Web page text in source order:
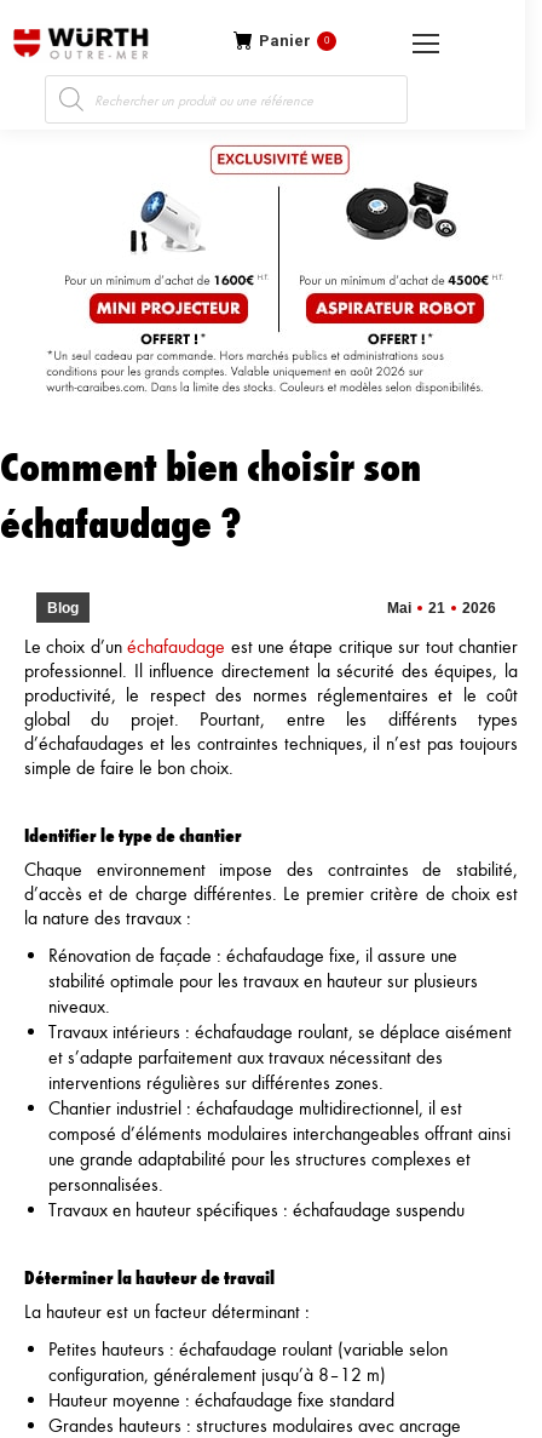
Recherche
de
produits
Panier 0
Comment bien choisir son
échafaudage ?
Mai 21 2026
Blog
Le choix d’unéchafaudage est une étape critique sur tout chantier
professionnel. Il influence directement la sécurité des équipes, la
productivité, le respect des normes réglementaires et le coût
global du projet. Pourtant, entre les différents types
d’échafaudages et les contraintes techniques, il n’est pas toujours
simple de faire le bon choix.
Identifier le type de chantier
Chaque environnement impose des contraintes de stabilité,
d’accès et de charge différentes. Le premier critère de choix est
la nature des travaux :
Rénovation de façade : échafaudage fixe, il assure une
stabilité optimale pour les travaux en hauteur sur plusieurs
niveaux.
Travaux intérieurs : échafaudage roulant, se déplace aisément
et s’adapte parfaitement aux travaux nécessitant des
interventions régulières sur différentes zones.
Chantier industriel : échafaudage multidirectionnel, il est
composé d’éléments modulaires interchangeables offrant ainsi
une grande adaptabilité pour les structures complexes et
personnalisées.
Travaux en hauteur spécifiques : échafaudage suspendu
Déterminer la hauteur de travail
La hauteur est un facteur déterminant :
Petites hauteurs : échafaudage roulant (variable selon
configuration, généralement jusqu’à 8–12 m)
Hauteur moyenne : échafaudage fixe standard
Grandes hauteurs : structures modulaires avec ancrage